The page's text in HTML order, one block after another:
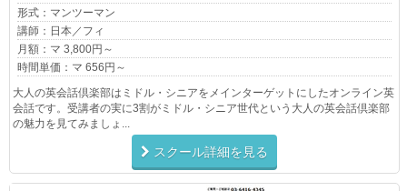
形式：マンツーマン
講師：日本／フィ
月額：マ 3,800円～
時間単価：マ 656円～
大人の英会話倶楽部はミドル・シニアをメインターゲットにしたオンライン英
会話です。受講者の実に3割がミドル・シニア世代という大人の英会話倶楽部
の魅力を見てみましょ...
スクール詳細を見る